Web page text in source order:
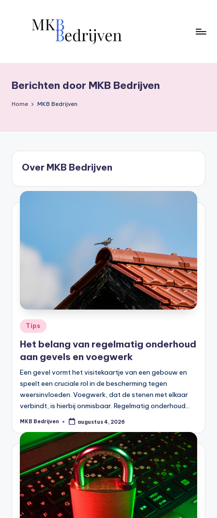
Berichten door MKB Bedrijven
Home MKB Bedrijven
Over MKB Bedrijven
Tips
Het belang van regelmatig onderhoud
aan gevels en voegwerk
Een gevel vormt het visitekaartje van een gebouw en
speelt een cruciale rol in de bescherming tegen
weersinvloeden. Voegwerk, dat de stenen met elkaar
verbindt, is hierbij onmisbaar. Regelmatig onderhoud…
MKB Bedrijven augustus 4, 2026